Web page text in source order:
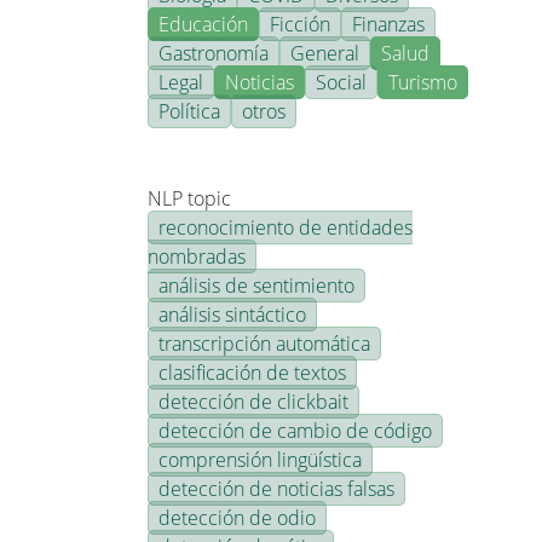
Educación
Ficción
Finanzas
Gastronomía
General
Salud
Legal
Noticias Social
Turismo
Política
otros
NLP topic
reconocimiento de entidades
nombradas
análisis de sentimiento
análisis sintáctico
transcripción automática
clasificación de textos
detección de clickbait
detección de cambio de código
comprensión lingüística
detección de noticias falsas
detección de odio